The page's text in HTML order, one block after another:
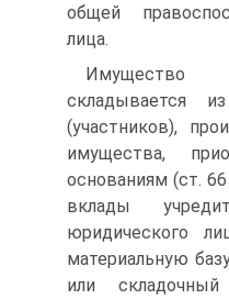
общей
лица.
Имущество
складывается
(участни­ков),
имущества,
основаниям (ст.
вклады
юридического
материальную
или